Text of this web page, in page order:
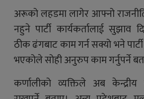
अरूको लहडमा लागेर आफ्नो
नहुने पार्टी कार्यकर्तालाई सुझाव
ठीक ढंगबाट काम गर्न सक्यो भने
भएकोले सोही अनुरुप काम गर्नुपर्ने
कर्णालीको व्यक्तिले अब केन्द्रीय